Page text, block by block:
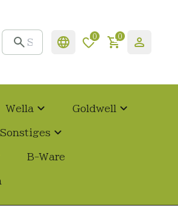
0 0
Wella Goldwell
Sonstiges
B-Ware